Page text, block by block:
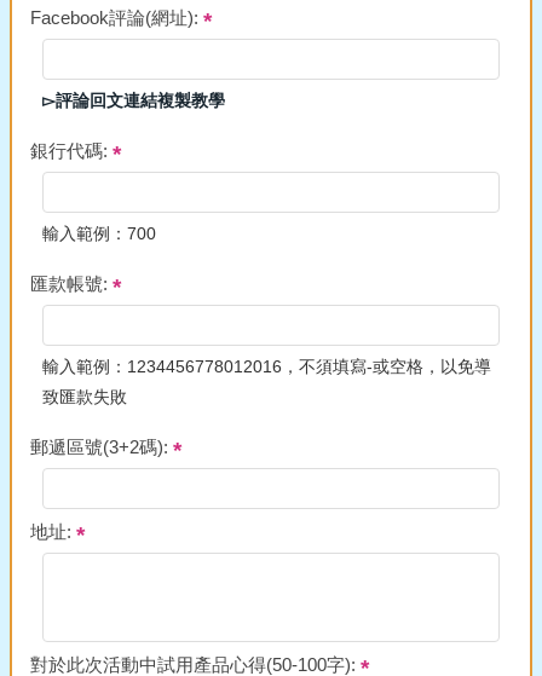
Facebook評論(網址):
▻評論回文連結複製教學
銀行代碼:
輸入範例：700
匯款帳號:
輸入範例：1234456778012016，不須填寫-或空格，以免導
致匯款失敗
郵遞區號(3+2碼):
地址:
對於此次活動中試用產品心得(50-100字):